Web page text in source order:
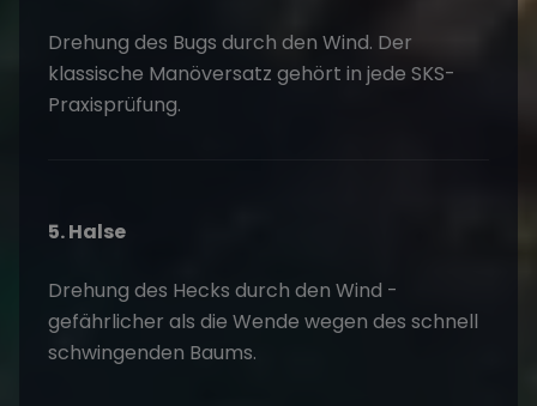
Drehung des Bugs durch den Wind. Der
klassische Manöversatz gehört in jede SKS-
Praxisprüfung.
5. Halse
Drehung des Hecks durch den Wind -
gefährlicher als die Wende wegen des schnell
schwingenden Baums.